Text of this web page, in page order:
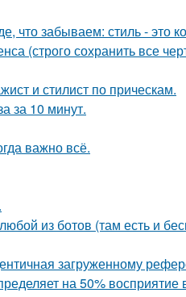
что забываем: стиль - это
(строго сохранить все
и стилист по прическам.
за 10 минут.
важно всё.
из ботов (там есть и
загруженному
на 50% восприятие